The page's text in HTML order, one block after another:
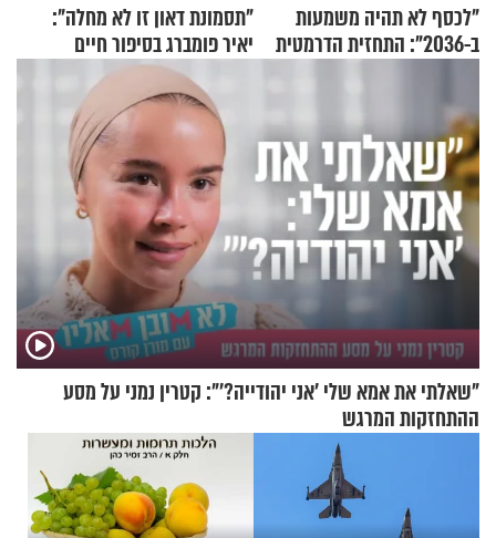
"לכסף לא תהיה משמעות
ב-2036": התחזית הדרמטית
הכלכלה
"תסמונת דאון זו לא מחלה":
יאיר פומברג בסיפור חיים
מעורר השראה
"שאלתי את אמא שלי 'אני יהודייה?'": קטרין נמני על מסע
ההתחזקות המרגש